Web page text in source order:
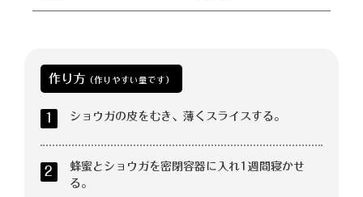
作り方 （作りやすい量です）
1 ショウガの皮をむき、薄くスライスする。
2
蜂蜜とショウガを密閉容器に入れ1週間寝かせ
る。